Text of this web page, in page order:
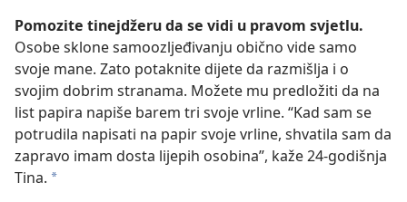
Pomozite tinejdžeru da se vidi u pravom svjetlu.
Osobe sklone samoozljeđivanju obično vide samo
svoje mane. Zato potaknite dijete da razmišlja i o
svojim dobrim stranama. Možete mu predložiti da na
list papira napiše barem tri svoje vrline. “Kad sam se
potrudila napisati na papir svoje vrline, shvatila sam da
zapravo imam dosta lijepih osobina”, kaže 24-godišnja
Tina. *